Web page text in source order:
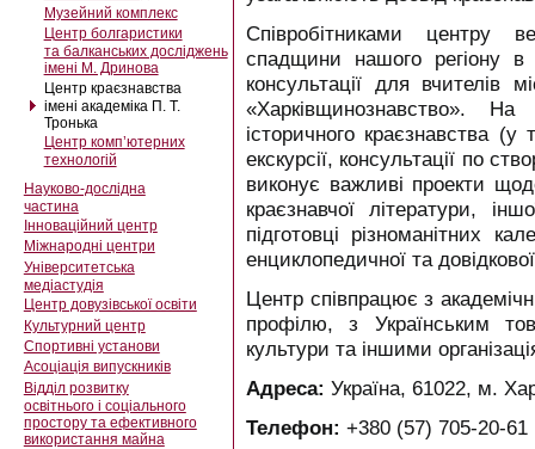
Музейний комплекс
Центр болгаристики
та балканських досліджень
імені М. Дринова
Центр краєзнавства
імені академіка П. Т.
Тронька
Центр комп’ютерних
технологій
Науково-дослідна
частина
Інноваційний центр
Міжнародні центри
Університетська
медіастудія
Центр довузівської освіти
Культурний центр
Спортивні установи
Асоціація випускників
Відділ розвитку
освітнього і соціального
простору та ефективного
використання майна
Співробітниками центру
спадщини нашого регіону в
консультації для вчителів
«Харківщинознавство».
історичного краєзнавства (у
екскурсії, консультації по
виконує важливі проекти
краєзнавчої літератури,
підготовці різноманітних
енциклопедичної та
Центр співпрацює з
профілю, з Українським
культури та іншими
Адреса: Україна, 61022, м.
Телефон: +380 (57) 705-20-61